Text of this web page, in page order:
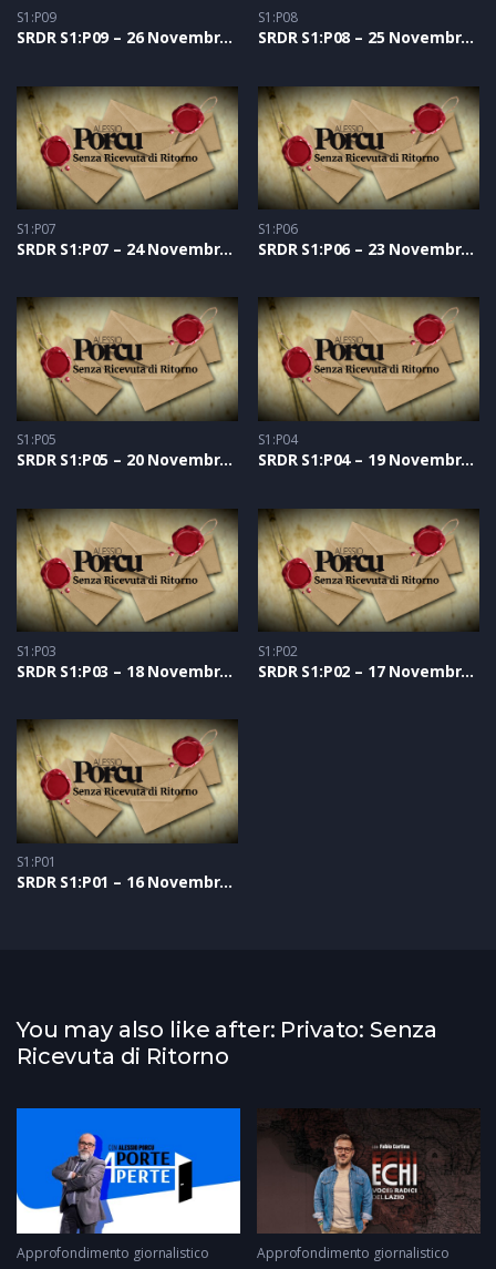
S1:P09
SRDR S1:P09 – 26 Novembre 2020
S1:P08
SRDR S1:P08 – 25 Novembre 2020
S1:P07
SRDR S1:P07 – 24 Novembre 2020
S1:P06
SRDR S1:P06 – 23 Novembre 2020
S1:P05
SRDR S1:P05 – 20 Novembre 2020
S1:P04
SRDR S1:P04 – 19 Novembre 2020
S1:P03
SRDR S1:P03 – 18 Novembre 2020
S1:P02
SRDR S1:P02 – 17 Novembre 2020
S1:P01
SRDR S1:P01 – 16 Novembre 2020
You may also like after: Privato: Senza
Ricevuta di Ritorno
Approfondimento giornalistico Approfondimento giornalistico